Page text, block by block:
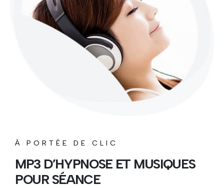
À PORTÉE DE CLIC
MP3 D’HYPNOSE ET MUSIQUES
POUR SÉANCE